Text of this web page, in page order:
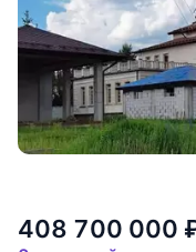
408 700 000